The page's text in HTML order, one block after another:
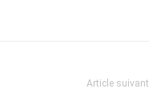
Article suivant